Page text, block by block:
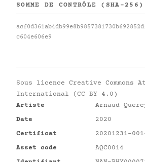
SOMME DE CONTRÔLE (SHA-256)
c604e606e9
Sous licence Creative Commons
International (CC BY 4.0)
Artiste
Arnaud
Date
2020
Certificat
20201231-
Asset code
AQC0014